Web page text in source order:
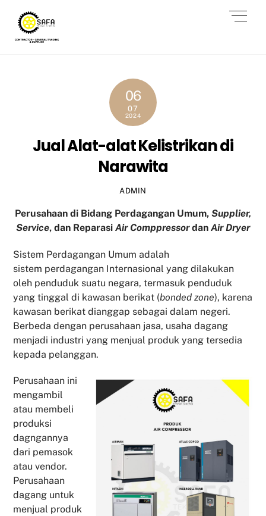
content
06
07
2024
Jual Alat-alat Kelistrikan di
Narawita
ADMIN
Perusahaan di Bidang Perdagangan Umum, Supplier,
Service, dan Reparasi Air Comppressordan Air Dryer
Sistem Perdagangan Umum adalah
sistem perdagangan Internasional yang dilakukan
oleh penduduk suatu negara, termasuk penduduk
yang tinggal di kawasan berikat (bonded zone), karena
kawasan berikat dianggap sebagai dalam negeri.
Berbeda dengan perusahaan jasa, usaha dagang
menjadi industri yang menjual produk yang tersedia
kepada pelanggan.
Perusahaan ini
mengambil
atau membeli
produksi
dagngannya
dari pemasok
atau vendor.
Perusahaan
dagang untuk
menjual produk